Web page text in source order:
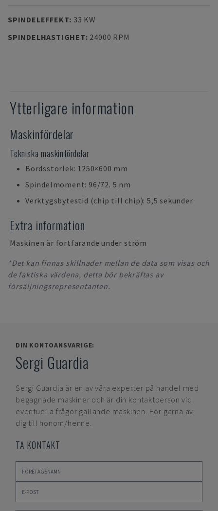
SPINDELEFFEKT: 33 KW
SPINDELHASTIGHET: 24000 RPM
Ytterligare information
Maskinfördelar
Tekniska maskinfördelar
Bordsstorlek: 1250×600 mm
Spindelmoment: 96/72. 5 nm
Verktygsbytestid (chip till chip): 5,5 sekunder
Extra information
Maskinen är fortfarande under ström
*Det kan finnas skillnader mellan de data som visas och
de faktiska värdena, detta bör bekräftas av
försäljningsrepresentanten.
DIN KONTOANSVARIGE:
Sergi Guardia
Sergi Guardia är en av våra experter på handel med
begagnade maskiner och är din kontaktperson vid
eventuella frågor gällande maskinen. Hör gärna av
dig till honom/henne.
TA KONTAKT